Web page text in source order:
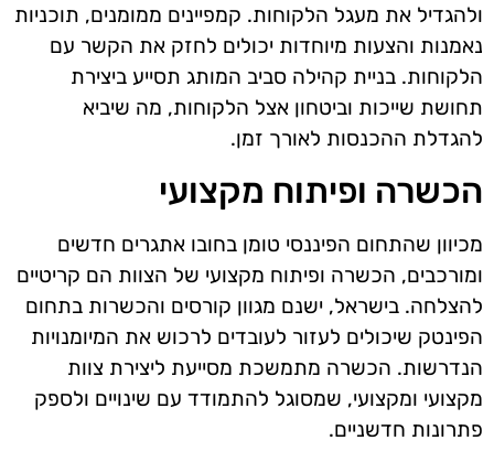
ולהגדיל את מעגל הלקוחות. קמפיינים ממומנים, תוכניות
נאמנות והצעות מיוחדות יכולים לחזק את הקשר עם
הלקוחות. בניית קהילה סביב המותג תסייע ביצירת
תחושת שייכות וביטחון אצל הלקוחות, מה שיביא
להגדלת ההכנסות לאורך זמן.
הכשרה ופיתוח מקצועי
מכיוון שהתחום הפיננסי טומן בחובו אתגרים חדשים
ומורכבים, הכשרה ופיתוח מקצועי של הצוות הם קריטיים
להצלחה. בישראל, ישנם מגוון קורסים והכשרות בתחום
הפינטק שיכולים לעזור לעובדים לרכוש את המיומנויות
הנדרשות. הכשרה מתמשכת מסייעת ליצירת צוות
מקצועי ומקצועי, שמסוגל להתמודד עם שינויים ולספק
פתרונות חדשניים.